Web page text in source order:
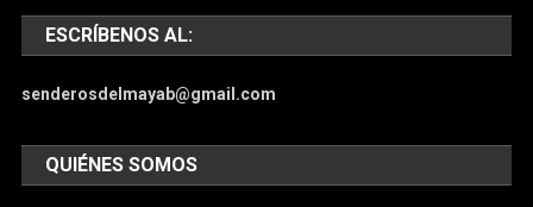
ESCRÍBENOS AL:
senderosdelmayab@gmail.com
QUIÉNES SOMOS